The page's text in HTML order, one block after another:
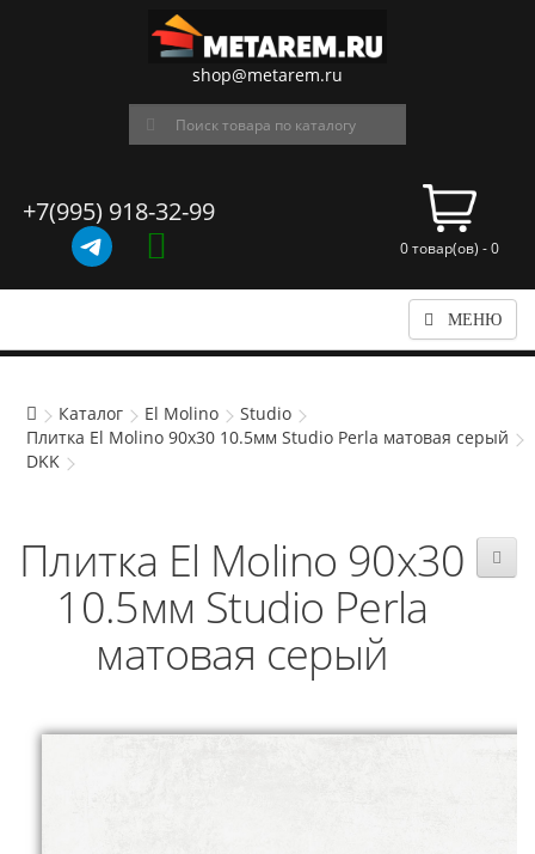
shop@metarem.ru
+7(995) 918-32-99
0 товар(ов) - 0
МЕНЮ
Каталог El Molino
Studio
Плитка El Molino 90x30 10.5мм Studio Perla матовая серый
DKK
Плитка El Molino 90x30
10.5мм Studio Perla
матовая серый